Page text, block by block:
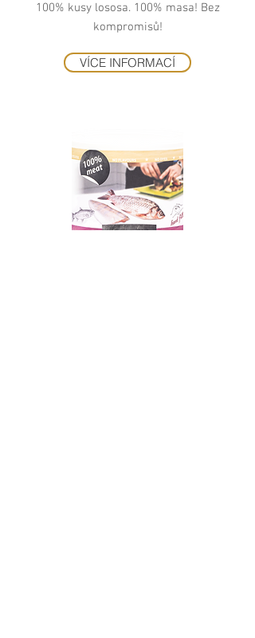
100% kusy lososa. 100% masa! Bez
kompromisů!
VÍCE INFORMACÍ